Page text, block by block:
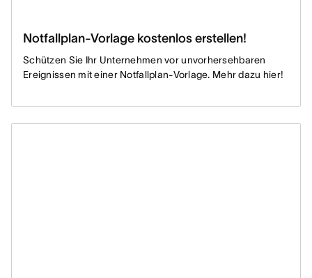
Notfallplan-Vorlage kostenlos erstellen!
Schützen Sie Ihr Unternehmen vor unvorhersehbaren
Ereignissen mit einer Notfallplan-Vorlage. Mehr dazu hier!